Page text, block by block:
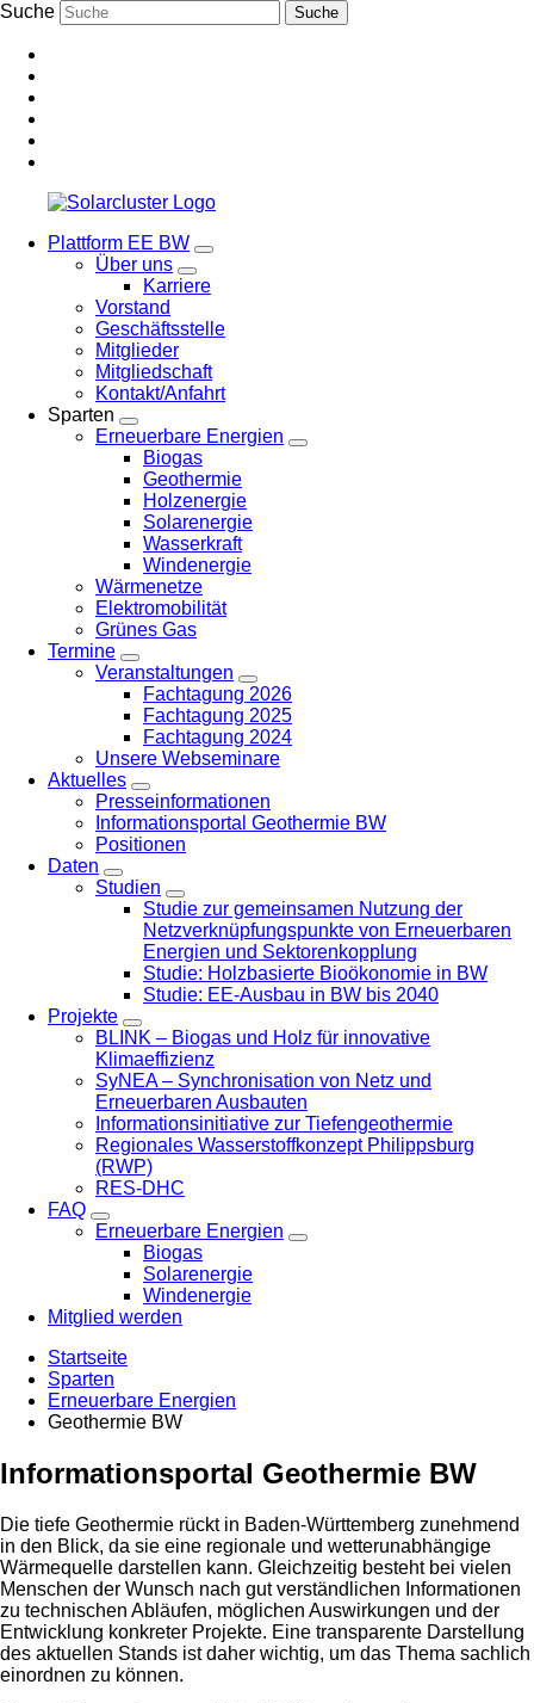
Suche Suche
Plattform EE BW
Über uns
Karriere
Vorstand
Geschäftsstelle
Mitglieder
Mitgliedschaft
Kontakt/Anfahrt
Sparten
Erneuerbare Energien
Biogas
Geothermie
Holzenergie
Solarenergie
Wasserkraft
Windenergie
Wärmenetze
Elektromobilität
Grünes Gas
Termine
Veranstaltungen
Fachtagung 2026
Fachtagung 2025
Fachtagung 2024
Unsere Webseminare
Aktuelles
Presseinformationen
Informationsportal Geothermie BW
Positionen
Daten
Studien
Studie zur gemeinsamen Nutzung der
Netzverknüpfungspunkte von Erneuerbaren
Energien und Sektorenkopplung
Studie: Holzbasierte Bioökonomie in BW
Studie: EE-Ausbau in BW bis 2040
Projekte
BLINK – Biogas und Holz für innovative
Klimaeffizienz
SyNEA – Synchronisation von Netz und
Erneuerbaren Ausbauten
Informationsinitiative zur Tiefengeothermie
Regionales Wasserstoffkonzept Philippsburg
(RWP)
RES-DHC
FAQ
Erneuerbare Energien
Biogas
Solarenergie
Windenergie
Mitglied werden
Startseite
Sparten
Erneuerbare Energien
Geothermie BW
Informationsportal Geothermie BW
Die tiefe Geothermie rückt in Baden‑Württemberg zunehmend
in den Blick, da sie eine regionale und wetterunabhängige
Wärmequelle darstellen kann. Gleichzeitig besteht bei vielen
Menschen der Wunsch nach gut verständlichen Informationen
zu technischen Abläufen, möglichen Auswirkungen und der
Entwicklung konkreter Projekte. Eine transparente Darstellung
des aktuellen Stands ist daher wichtig, um das Thema sachlich
einordnen zu können.